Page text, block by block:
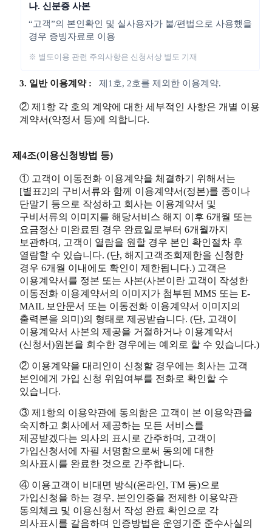
나. 신분증 사본
“고객”의 본인확인 및 실사용자가 불/편법으로 사용했을
경우 증빙자료로 이용
※ 별도이용 관련 주의사항은 신청서상 별도 기재
3. 일반 이용계약 : 제1호, 2호를 제외한 이용계약.
② 제1항 각 호의 계약에 대한 세부적인 사항은 개별 이용
계약서(약정서 등)에 의합니다.
제4조(이용신청방법 등)
① 고객이 이동전화 이용계약을 체결하기 위해서는
[별표2]의 구비서류와 함께 이용계약서(정본)를 종이나
단말기 등으로 작성하고 회사는 이용계약서 및
구비서류의 이미지를 해당서비스 해지 이후 6개월 또는
요금정산 미완료된 경우 완료일로부터 6개월까지
보관하며, 고객이 열람을 원할 경우 본인 확인절차 후
열람할 수 있습니다. (단, 해지고객조회제한을 신청한
경우 6개월 이내에도 확인이 제한됩니다.) 고객은
이용계약서를 정본 또는 사본(사본이란 고객이 작성한
이동전화 이용계약서의 이미지가 첨부된 MMS 또는 E-
MAIL 보안문서 또는 이동전화 이용계약서 이미지의
출력본을 의미)의 형태로 제공받습니다. (단, 고객이
이용계약서 사본의 제공을 거절하거나 이용계약서
(신청서)원본을 회수한 경우에는 예외로 할 수 있습니다.)
② 이용계약을 대리인이 신청할 경우에는 회사는 고객
본인에게 가입 신청 위임여부를 전화로 확인할 수
있습니다.
③ 제1항의 이용약관에 동의함은 고객이 본 이용약관을
숙지하고 회사에서 제공하는 모든 서비스를
제공받겠다는 의사의 표시로 간주하며, 고객이
가입신청서에 자필 서명함으로써 동의에 대한
의사표시를 완료한 것으로 간주합니다.
④ 이용고객이 비대면 방식(온라인, TM 등)으로
가입신청을 하는 경우, 본인인증을 전제한 이용약관
동의체크 및 이용신청서 작성 완료 확인으로 각
의사표시를 갈음하며 인증방법은 운영기준 준수사실의